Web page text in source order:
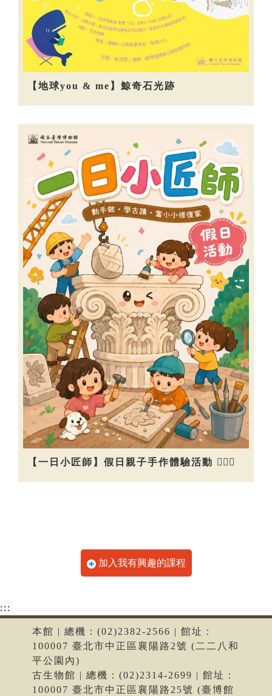
【地球you & me】鯨奇石光跡
【一日小匠師】假日親子手作體驗活動 👷🏻‍♀️
加入我有興趣的課程
:::
本館 | 總機：(02)2382-2566 | 館址：
100007 臺北市中正區襄陽路2號 (二二八和
平公園內)
古生物館 | 總機：(02)2314-2699 | 館址：
100007 臺北市中正區襄陽路25號 (臺博館